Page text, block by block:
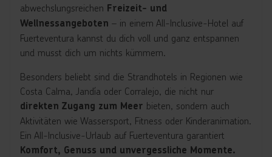
abwechslungsreichen Freizeit- und
Wellnessangeboten – in einem All-Inclusive-Hotel auf
Fuerteventura kannst du dich voll und ganz entspannen
und musst dich um nichts kümmern.
Besonders beliebt sind die Strandhotels in Regionen wie
Costa Calma, Jandía oder Corralejo, die nicht nur
direkten Zugang zum Meer bieten, sondern auch
Aktivitäten wie Wassersport, Fitness oder Kinderanimation.
Ein All-Inclusive-Urlaub auf Fuerteventura garantiert
Komfort, Genuss und unvergessliche Momente.